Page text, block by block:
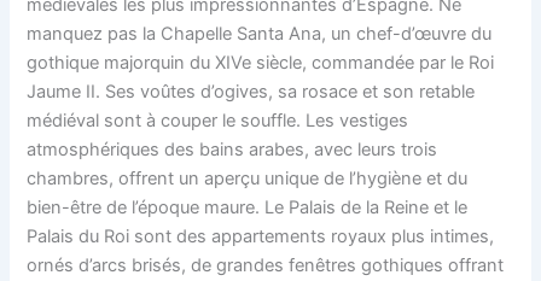
manquez pas la Chapelle Santa Ana, un chef-d’œuvre du
gothique majorquin du XIVe siècle, commandée par le Roi
Jaume II. Ses voûtes d’ogives, sa rosace et son retable
médiéval sont à couper le souffle. Les vestiges
atmosphériques des bains arabes, avec leurs trois
chambres, offrent un aperçu unique de l’hygiène et du
bien-être de l’époque maure. Le Palais de la Reine et le
Palais du Roi sont des appartements royaux plus intimes,
ornés d’arcs brisés, de grandes fenêtres gothiques offrant